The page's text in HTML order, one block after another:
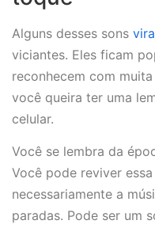
Alguns desses sons
viciantes. Eles ficam
reconhecem com
você queira ter uma
celular.
Você se lembra da
Você pode reviver
necessariamente a
paradas. Pode ser um